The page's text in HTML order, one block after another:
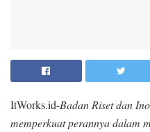
ItWorks.id-Badan Riset dan
memperkuat perannya dalam